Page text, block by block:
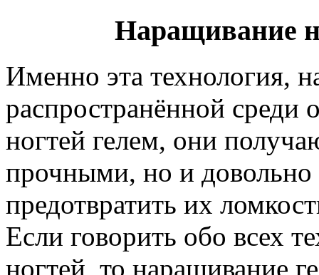
Наращивание
Именно эта технология,
распространённой
ногтей гелем, они
прочными, но и довольно
предотвратить их
Если говорить обо всех
ногтей, то наращивание